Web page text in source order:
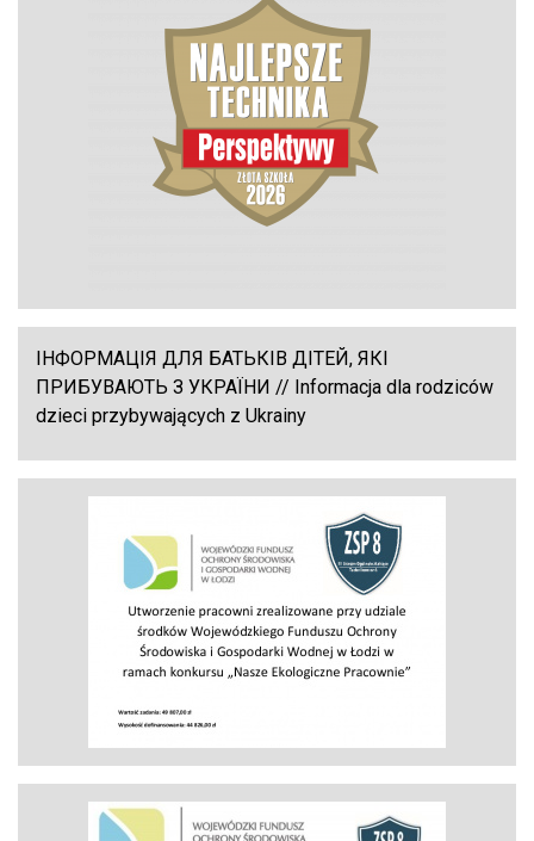
ІНФОРМАЦІЯ ДЛЯ БАТЬКІВ ДІТЕЙ, ЯКІ
ПРИБУВАЮТЬ З УКРАЇНИ // Informacja dla rodziców
dzieci przybywających z Ukrainy